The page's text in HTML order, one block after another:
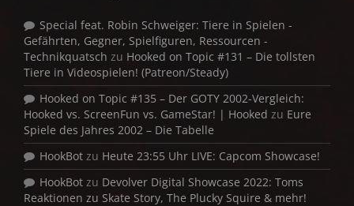
Special feat. Robin Schweiger: Tiere in Spielen -
Gefährten, Gegner, Spielfiguren, Ressourcen -
Technikquatsch zu Hooked on Topic #131 – Die tollsten
Tiere in Videospielen! (Patreon/Steady)
Hooked on Topic #135 – Der GOTY 2002-Vergleich:
Hooked vs. ScreenFun vs. GameStar! | Hooked zu Eure
Spiele des Jahres 2002 – Die Tabelle
HookBot zu Heute 23:55 Uhr LIVE: Capcom Showcase!
HookBot zu Devolver Digital Showcase 2022: Toms
Reaktionen zu Skate Story, The Plucky Squire & mehr!